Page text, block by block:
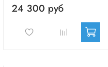
24 300 руб